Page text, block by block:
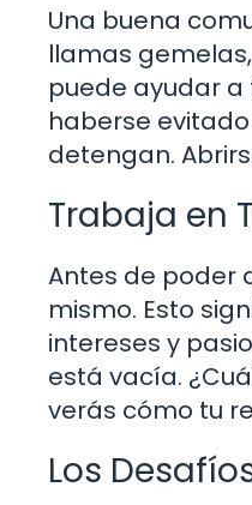
Una buena
llamas
puede ayudar a
haberse
detengan.
Trabaja en
Antes de poder
mismo. Esto
intereses y
está vacía.
verás cómo tu
Los